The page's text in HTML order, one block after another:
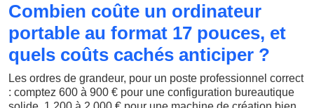
Combien coûte un ordinateur
portable au format 17 pouces, et
quels coûts cachés anticiper ?
Les ordres de grandeur, pour un poste professionnel correct
: comptez 600 à 900 € pour une configuration bureautique